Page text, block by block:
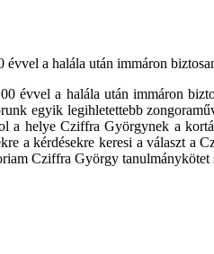
a halála után immáron
évvel a halála után immáron
egyik legihletettebb
helye Cziffra Györgynek a
a kérdésekre keresi a választ a
Cziffra György